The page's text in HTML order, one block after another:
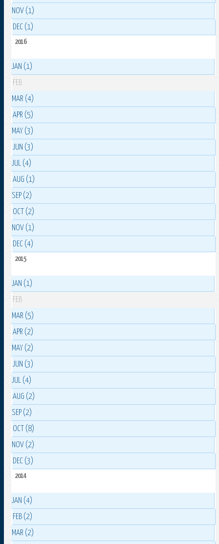
NOV (1)
DEC (1)
2016
JAN (1)
FEB
MAR (4)
APR (5)
MAY (3)
JUN (3)
JUL (4)
AUG (1)
SEP (2)
OCT (2)
NOV (1)
DEC (4)
2015
JAN (1)
FEB
MAR (5)
APR (2)
MAY (2)
JUN (3)
JUL (4)
AUG (2)
SEP (2)
OCT (8)
NOV (2)
DEC (3)
2014
JAN (4)
FEB (2)
MAR (2)